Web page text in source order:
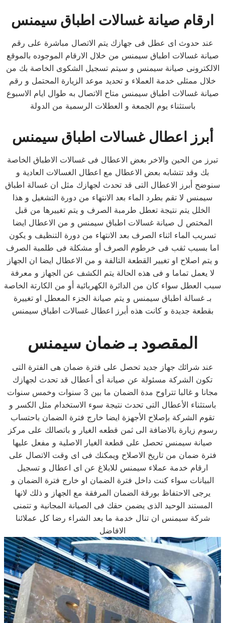
ارقام صيانة غسالات اطباق سيمنس
عند حدوث اى عطل فى جهازك يتم الاتصال مباشرة على رقم
صيانة غسالات اطباق سيمنس من خلال الارقام الموجوده بالموقع
الالكترونى صيانة سيمنس و سيتم تسجيل الشكوى الخاصة بك من
خلال ممثلى خدمة العملاء و تحديد موعد الزيارة المحتمل و رقم
صيانة غسالات اطباق سيمنس متاح الاتصال به طوال ايام الاسبوع
باستثناء يوم الجمعة و العطلات الرسمية من الدولة
أبرز اعطال غسالات اطباق سيمنس
تبرز من الحين والاخر بعض الاعطال فى غسالات الاطباق الخاصة
بك وقد تتشابه بعض الاعطال مع اعطال الغسالات العادية و
سنوضح أبرز الاعطال التى قد تحدث لجهازك مثل ان غسالة اطباق
سيمنس لا تقم بطرد الماء بعد الانتهاء من دورة التشغيل و هذا
الخلل يتم نتيجة تعطل طرمبة الصرف و يتم تغييرها من قبل
المختص ل صيانة غسالات اطباق سيمنس و من الاعطال ايضا
تسريب الماء اثناء الصرف بعد الانتهاء من دورة التنظيف و يكون
اما بسبب ثقب فى خرطوم الصرف أو مشكلة فى طلمبة الصرف
و يتم اصلاح او تغيير القطعة التالفة و من الاعطال ايضا ان الجهاز
لا يعمل تماما و فى هذه الحالة يتم الكشف عن الجهاز و معرفة
سبب العطل سواء كان من الدائرة الكهربائية أو من الكارتة الخاصة
بـ غسالة اطباق سيمنس و يتم صيانة الجزء المعطل او تغييرة
بقطعة جديدة و كانت هذه أبرز اعطال غسالات اطباق سيمنس
المقصود بـ ضمان سيمنس
عند شرائك جهاز جديد تحصل على فترة ضمان هى الفترة التى
تكون الشركة مسئولة عن صيانة أى أعطال قد تحدث لجهازك
مجانا و غالبا تتراوح مدة الضمان ما بين 3 سنوات وخمس سنوات
باستثناء الأعطال التى تحدث نتيجة سوء الاستخدام مثل الكسر و
تقوم الشركة بإصلاح الأجهزة ايضا خارج فترة الضمان باحتساب
رسوم زيارة بالاضافة الى ثمن قطعه الغيار و باتصالك على مركز
صيانة سيمنس تحصل على قطعة الغيار الاصلية و مفعل عليها
فترة ضمان من تاريخ الاصلاح ويمكنك فى اى وقت الاتصال على
ارقام خدمة عملاء سيمنس للابلاغ عن اى اعطال و تسجيل
البيانات سواء كنت داخل فترة الضمان او خارج فترة الضمان و
يرجى الاحتفاظ بورقة الضمان المرفقة مع الجهاز و ذلك لانها
المستند الوحيد الذى يضمن حقك فى الصيانة المجانية و تتمنى
شركة سيمنس ان تنال خدمة ما بعد الشراء رضا كل عملائنا
الافاضل